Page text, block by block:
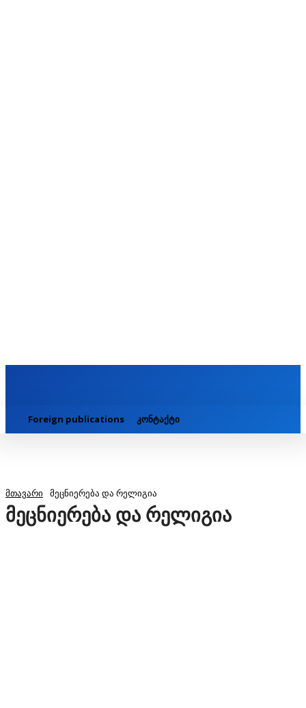
Foreign publications კონტაქტი
მთავარი მეცნიერება და რელიგია
მეცნიერება და რელიგია